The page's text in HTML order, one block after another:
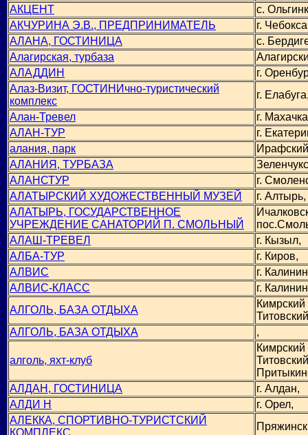
АКЦЕНТ
с.
АКЧУРИНА Э.В., ПРЕДПРИНИМАТЕЛЬ
г.
АЛАHА, ГОСТИНИЦА
с.
Алагирская, турбаза
АЛАДДИН
г.
Алаз-Визит, ГОСТИНИчно-туристический
комплекс
г.
Алан-Тревел
г.
АЛАН-ТУР
г.
алания, парк
АЛАНИЯ, ТУРБАЗА
АЛАНСТУР
г.
АЛАТЫРСКИЙ ХУДОЖЕСТВЕННЫЙ МУЗЕЙ
г. Алтырь,
АЛАТЫРЬ, ГОСУДАРСТВЕННОЕ
УЧРЕЖДЕНИЕ САНАТОРИЙ П. СМОЛЬНЫЙ
АЛАШ-ТРЕВЕЛ
г. Кызыл,
АЛБА-ТУР
г. Киров,
АЛВИС
г.
АЛВИС-КЛАСС
г.
АЛГОЛЬ, БАЗА ОТДЫХА
АЛГОЛЬ, БАЗА ОТДЫХА
,
алголь, яхт-клуб
АЛДАН, ГОСТИНИЦА
г. Алдан,
АЛДИ Н
г. Орел,
АЛЕККА, СПОРТИВНО-ТУРИСТСКИЙ
КОМПЛЕКС